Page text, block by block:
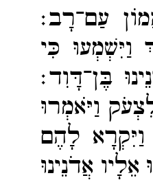
עַם־​רָב׃
וַיִּשְׁמְעוּ כִּי
בֶּן־​דָּוִד׃
וַיֹּאמְרוּ
וַיִּקְרָא לָהֶם
אֵלָיו אֲדֹנֵינוּ